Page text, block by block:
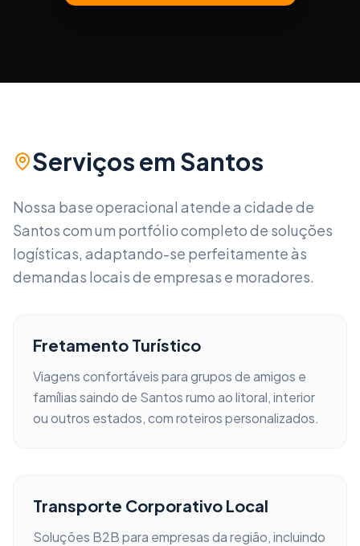
Serviços em Santos
Nossa base operacional atende a cidade de
Santoscom um portfólio completo de soluções
logísticas, adaptando-se perfeitamente às
demandas locais de empresas e moradores.
Fretamento Turístico
Viagens confortáveis para grupos de amigos e
famílias saindo de Santosrumo ao litoral, interior
ou outros estados, com roteiros personalizados.
Transporte Corporativo Local
Soluções B2B para empresas da região, incluindo